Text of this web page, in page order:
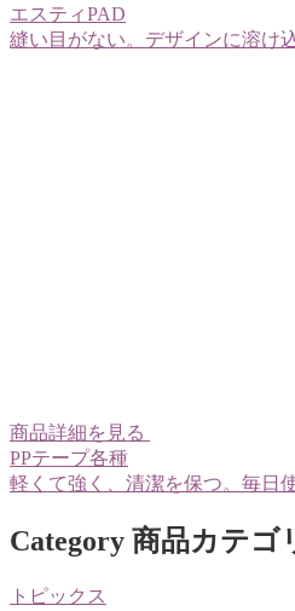
エスティPAD
縫い目がない。デザインに溶け
商品詳細を見る
PPテープ各種
軽くて強く、清潔を保つ。毎日
Category 商品カテゴ
トピックス